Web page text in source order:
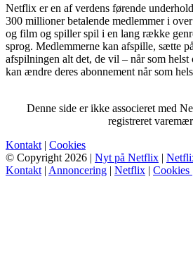
Netflix er en af verdens førende
300 millioner betalende medlemmer i
og film og spiller spil i en lang række
sprog. Medlemmerne kan afspille, sætte
afspilningen alt det, de vil – når som
kan ændre deres abonnement når som
Denne side er ikke associeret med
registreret
Kontakt | Cookies
© Copyright 2026 | Nyt på Netflix |
Kontakt | Annoncering | Netflix | Cookies